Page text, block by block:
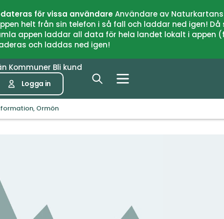
för vissa användareAnvändare av
helt från sin telefon i så fall och laddar ned igen!
appen laddar all data för hela landet lokalt i
och laddas ned igen!
Kommuner Bli kund
Logga in
Ormön